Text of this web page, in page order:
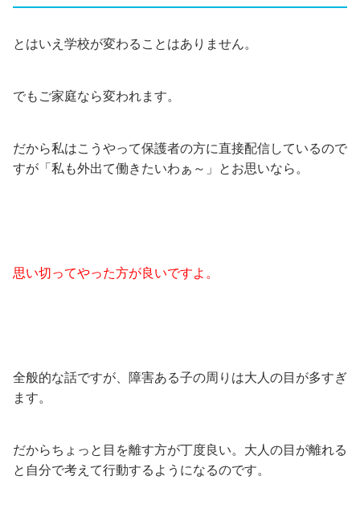
とはいえ学校が変わることはありません。
でもご家庭なら変われます。
だから私はこうやって保護者の方に直接配信しているので
すが「私も外出て働きたいわぁ～」とお思いなら。
思い切ってやった方が良いですよ。
全般的な話ですが、障害ある子の周りは大人の目が多すぎ
ます。
だからちょっと目を離す方が丁度良い。大人の目が離れる
と自分で考えて行動するようになるのです。